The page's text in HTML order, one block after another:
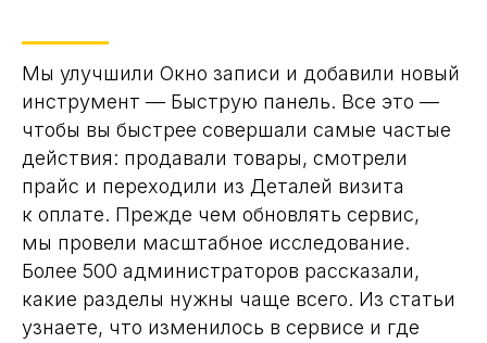
Мы улучшили Окно записи и добавили новый
инструмент — Быструю панель. Все это —
чтобы вы быстрее совершали самые частые
действия: продавали товары, смотрели
прайс и переходили из Деталей визита
к оплате. Прежде чем обновлять сервис,
мы провели масштабное исследование.
Более 500 администраторов рассказали,
какие разделы нужны чаще всего. Из статьи
узнаете, что изменилось в сервисе и где